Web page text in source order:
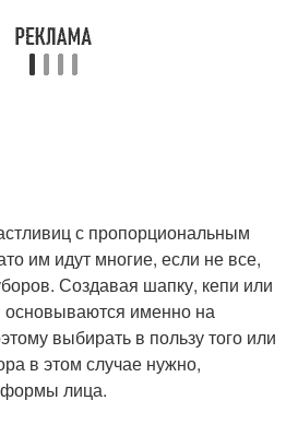
с пропорциональным
им идут многие, если не все,
Создавая шапку, кепи или
основываются именно на
выбирать в пользу того или
в этом случае нужно,
формы лица.